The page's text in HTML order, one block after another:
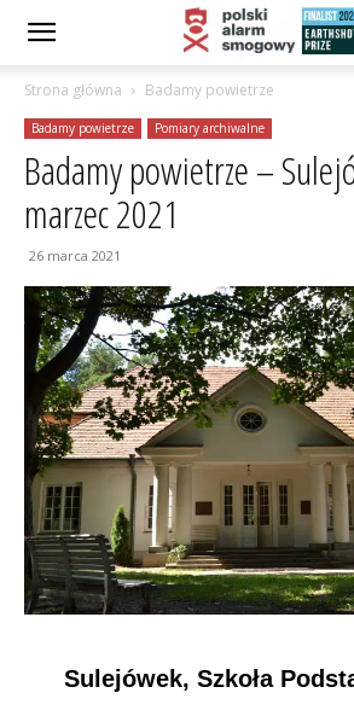
Strona główna Badamy powietrze
Badamy powietrze Pomiary archiwalne
Badamy powietrze –
marzec 2021
26 marca 2021